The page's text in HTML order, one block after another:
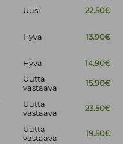
Uusi
22.50€
Hyvä 13.90€
Hyvä 14.90€
Uutta
vastaava
15.90€
Uutta
vastaava
23.50€
Uutta
vastaava
19.50€